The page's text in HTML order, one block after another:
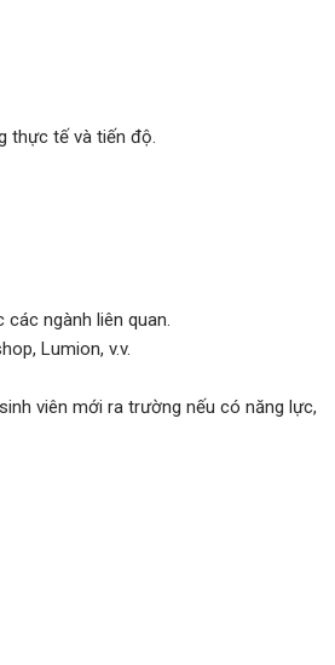
thực tế và tiến độ.
ngành liên quan.
Lumion, v.v.
viên mới ra trường nếu có năng lực,